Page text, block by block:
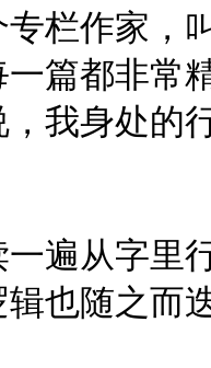
栏作家，
篇都非常
我身处的
遍从字里
也随之而